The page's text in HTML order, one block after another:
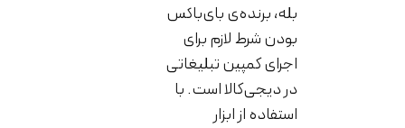
بله، برنده‌ی بای‌باکس
بودن شرط لازم برای
اجرای کمپین تبلیغاتی
در دیجی‌کالا است. با
استفاده از ابزار